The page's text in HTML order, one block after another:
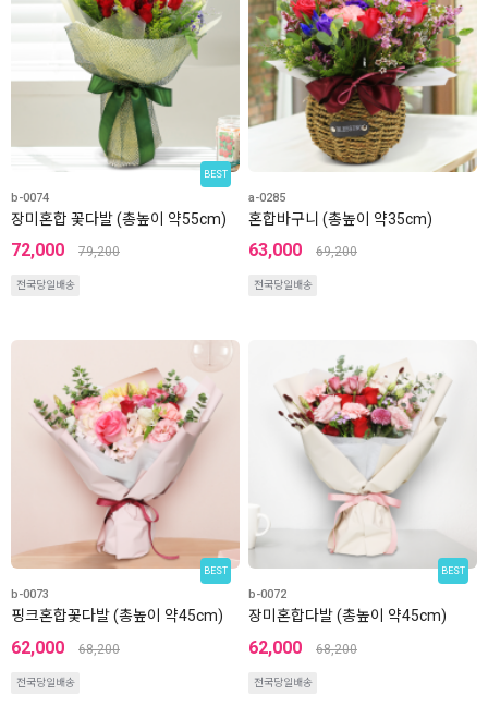
BEST
b-0074
장미혼합 꽃다발 (총높이 약55cm)
72,000 79,200
전국당일배송
a-0285
혼합바구니 (총높이 약35cm)
63,000 69,200
전국당일배송
BEST
b-0073
핑크혼합꽃다발 (총높이 약45cm)
62,000 68,200
전국당일배송
BEST
b-0072
장미혼합다발 (총높이 약45cm)
62,000 68,200
전국당일배송